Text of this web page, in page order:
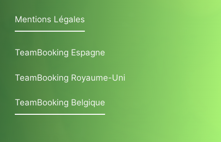
Mentions Légales
TeamBooking Espagne
TeamBooking Royaume-Uni
TeamBooking Belgique